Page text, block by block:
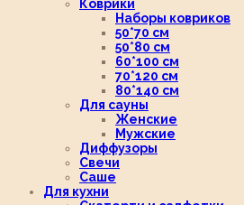
Коврики
Наборы ковриков
50*70 см
50*80 см
60*100 см
70*120 см
80*140 см
Для сауны
Женские
Мужские
Диффузоры
Свечи
Саше
Для кухни